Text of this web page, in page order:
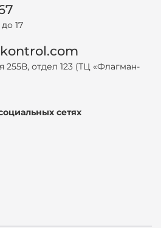
17
255В, отдел 123 (ТЦ «Флагман-
сетях